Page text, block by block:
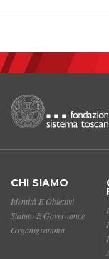
CHI SIAMO
Identità E Obiettivi
Statuto E Governance
Organigramma